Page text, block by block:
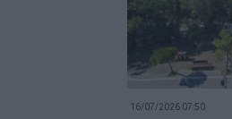
16/07/2026 07:50